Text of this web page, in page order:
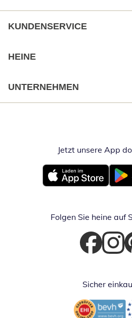
KUNDENSERVICE
HEINE
UNTERNEHMEN
Jetzt unsere App
Öffnet in neuem Fenster
Folgen Sie heine auf
Öffnet inÖffnet
Sicher